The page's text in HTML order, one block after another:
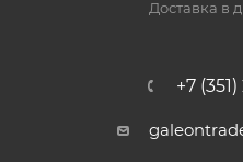
Доставка в
+7